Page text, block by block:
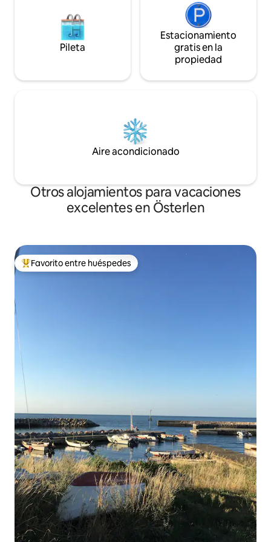
Pileta
Estacionamiento
gratis en la
propiedad
Aire acondicionado
Otros alojamientos para vacaciones
excelentes en Österlen
Favorito entre los huéspedes más destacados
Favorito entre huéspedes